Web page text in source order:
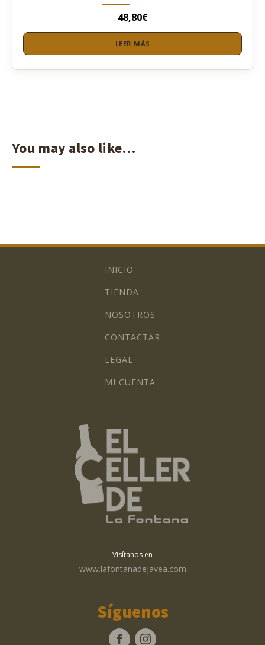
48,80€
LEER MÁS
You may also like…
INICIO
TIENDA
NOSOTROS
CONTACTAR
LEGAL
MI CUENTA
Visítanos en
www.lafontanadejavea.com
Síguenos